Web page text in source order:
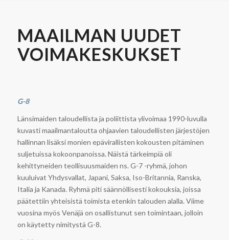
MAAILMAN UUDET
VOIMAKESKUKSET
G-8
Länsimaiden taloudellista ja poliittista ylivoimaa 1990-luvulla
kuvasti maailmantaloutta ohjaavien taloudellisten järjestöjen
hallinnan lisäksi monien epävirallisten kokousten pitäminen
suljetuissa kokoonpanoissa. Näistä tärkeimpiä oli
kehittyneiden teollisuusmaiden ns. G-7 -ryhmä, johon
kuuluivat Yhdysvallat, Japani, Saksa, Iso-Britannia, Ranska,
Italia ja Kanada. Ryhmä piti säännöllisesti kokouksia, joissa
päätettiin yhteisistä toimista etenkin talouden alalla. Viime
vuosina myös Venäjä on osallistunut sen toimintaan, jolloin
on käytetty nimitystä G-8.